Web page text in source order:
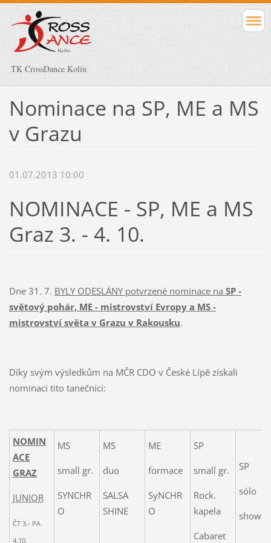
TK CrossDance Kolín
Nominace na SP, ME a MS
v Grazu
01.07.2013 10:00
NOMINACE - SP, ME a MS
Graz 3. - 4. 10.
Dne 31. 7. BYLY ODESLÁNY potvrzené nominace na SP -
světový pohár, ME - mistrovství Evropy a MS -
mistrovství světa v Grazu v Rakousku.
Díky svým výsledkům na MČR CDO v České Lípě získali
nominaci tito tanečníci:
NOMIN
ACE
GRAZ
JUNIOR
ČT 3.- PA
4.10.
MS
small gr.
SYNCHR
O
MS
duo
SALSA
SHINE
ME
formace
SyNCHR
O
SP
small gr.
Rock.
kapela
Cabaret
SP
sólo
show